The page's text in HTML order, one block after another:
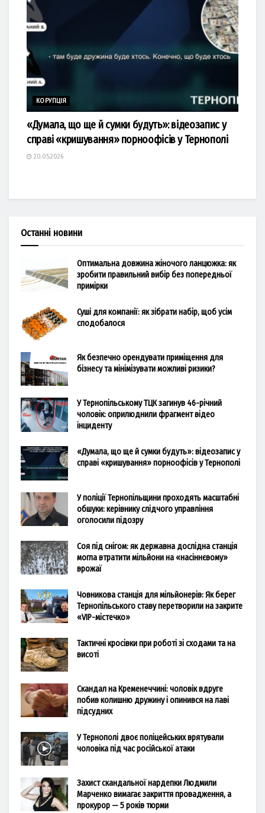
КОРУПЦІЯ
«Думала, що ще й сумки будуть»: відеозапис у
справі «кришування» порноофісів у Тернополі
20.05.2026
Останні новини
Оптимальна довжина жіночого ланцюжка: як
зробити правильний вибір без попередньої
примірки
Суші для компанії: як зібрати набір, щоб усім
сподобалося
Як безпечно орендувати приміщення для
бізнесу та мінімізувати можливі ризики?
У Тернопільському ТЦК загинув 46-річний
чоловік: оприлюднили фрагмент відео
інциденту
«Думала, що ще й сумки будуть»: відеозапис у
справі «кришування» порноофісів у Тернополі
У поліції Тернопільщини проходять масштабні
обшуки: керівнику слідчого управління
оголосили підозру
Соя під снігом: як державна дослідна станція
могла втратити мільйони на «насіннєвому»
врожаї
Човникова станція для мільйонерів: Як берег
Тернопільського ставу перетворили на закрите
«VIP-містечко»
Тактичні кросівки при роботі зі сходами та на
висоті
Скандал на Кременеччині: чоловік вдруге
побив колишню дружину і опинився на лаві
підсудних
У Тернополі двоє поліцейських врятували
чоловіка під час російської атаки
Захист скандальної нардепки Людмили
Марченко вимагає закриття провадження, а
прокурор — 5 років тюрми